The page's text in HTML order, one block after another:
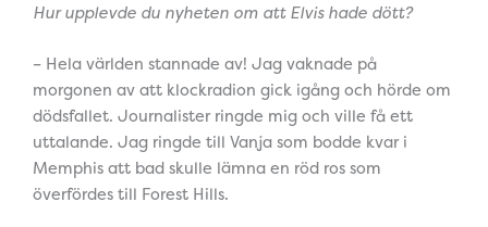
Hur upplevde du nyheten om att Elvis hade dött?
– Hela världen stannade av! Jag vaknade på
morgonen av att klockradion gick igång och hörde om
dödsfallet. Journalister ringde mig och ville få ett
uttalande. Jag ringde till Vanja som bodde kvar i
Memphis att bad skulle lämna en röd ros som
överfördes till Forest Hills.